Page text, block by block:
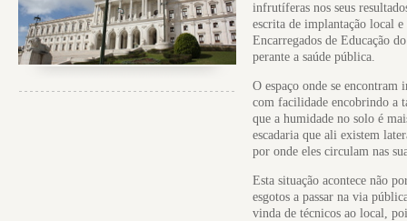
infrutíferas nos seus
escrita de implantação local
Encarregados de Educação
perante a saúde pública.
O espaço onde se encontram
com facilidade encobrindo a
que a humidade no solo é
escadaria que ali existem
por onde eles circulam nas
Esta situação acontece não
esgotos a passar na via
vinda de técnicos ao local,